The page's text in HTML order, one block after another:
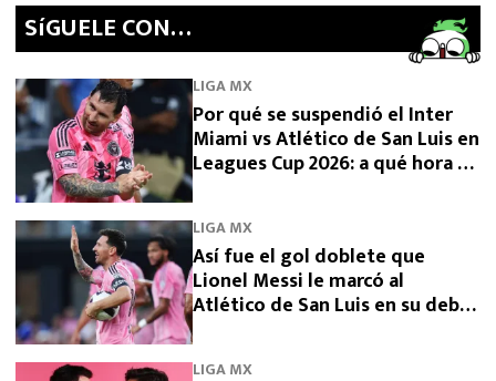
SíGUELE CON…
LIGA MX
Por qué se suspendió el Inter
Miami vs Atlético de San Luis en
Leagues Cup 2026: a qué hora se
LIGA MX
Así fue el gol doblete que
Lionel Messi le marcó al
Atlético de San Luis en su debut
LIGA MX